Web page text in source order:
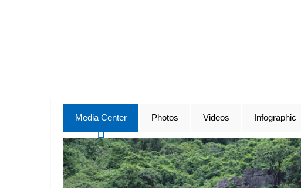
Media Center Photos Videos Infographic